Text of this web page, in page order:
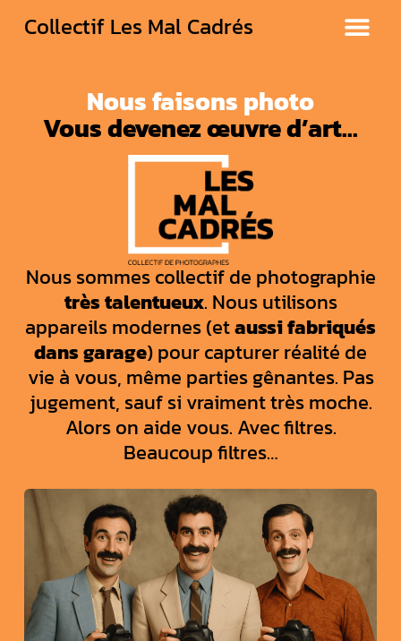
Collectif Les Mal Cadrés
Nous faisons photo
Vous devenez œuvre d’art...
Nous sommes collectif de photographie
très talentueux. Nous utilisons
appareils modernes (etaussi fabriqués
dans garage) pour capturer réalité de
vie à vous, même parties gênantes. Pas
jugement, sauf si vraiment très moche.
Alors on aide vous. Avec filtres.
Beaucoup filtres…